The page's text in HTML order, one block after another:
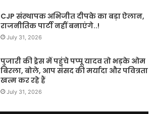
CJP संस्थापक अभिजीत दीपके का बड़ा ऐलान,
राजनीतिक पार्टी नहीं बनाएंगे..!
July 31, 2026
पुजारी की ड्रेस में पहुंचे पप्पू यादव तो भड़के ओम
बिरला, बोले, आप संसद की मर्यादा और पवित्रता
खत्म कर रहे हैं
July 31, 2026